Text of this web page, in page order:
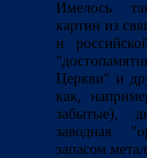
Имелось
картин из
и
Церкви" и
как,
забытые),
заводная
запасом